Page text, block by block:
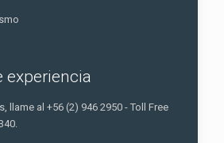
experiencia
llame al +56 (2) 946 2950 - Toll Free